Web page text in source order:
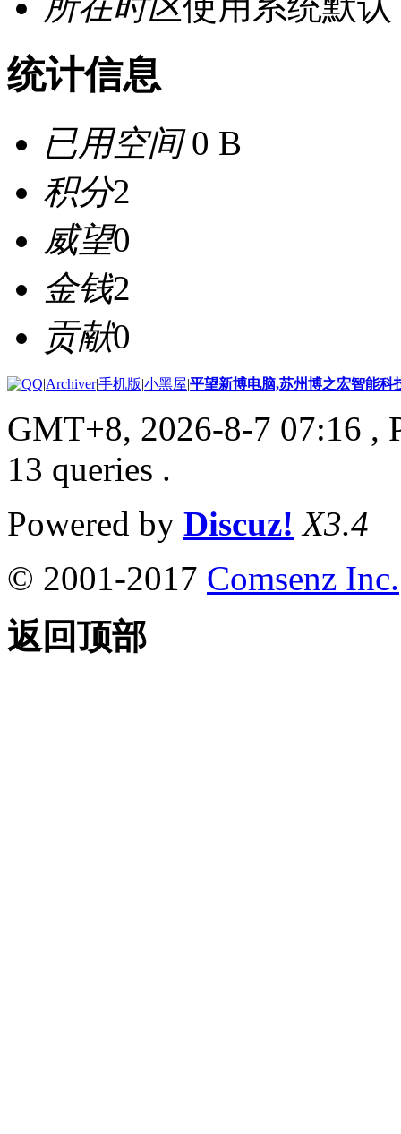
统计信息
已用空间0 B
积分2
威望0
金钱2
贡献0
|Archiver|手机版|小黑屋|平望新博电脑,苏州博之宏智能科
GMT+8, 2026-8-7 07:16 ,
13 queries .
Powered by Discuz! X3.4
© 2001-2017 Comsenz Inc.
返回顶部